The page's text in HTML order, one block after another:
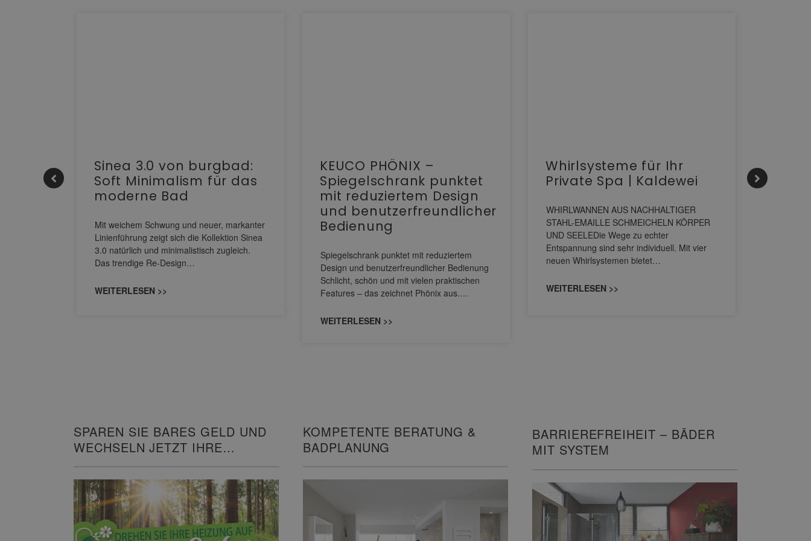
Sinea 3.0 von burgbad:
Soft Minimalism für das
moderne Bad
Mit weichem Schwung und neuer, markanter
Linienführung zeigt sich die Kollektion Sinea
3.0 natürlich und minimalistisch zugleich.
Das trendige Re-Design…
WEITERLESEN >>
KEUCO PHÖNIX –
Spiegelschrank punktet
mit reduziertem Design
und benutzerfreundlicher
Bedienung
Spiegelschrank punktet mit reduziertem
Design und benutzerfreundlicher Bedienung
Schlicht, schön und mit vielen praktischen
Features – das zeichnet Phönix aus.…
WEITERLESEN >>
Whirlsysteme für Ihr
Private Spa | Kaldewei
WHIRLWANNEN AUS NACHHALTIGER
STAHL-EMAILLE SCHMEICHELN KÖRPER
UND SEELEDie Wege zu echter
Entspannung sind sehr individuell. Mit vier
neuen Whirlsystemen bietet…
WEITERLESEN >>
SPAREN SIE BARES GELD UND
WECHSELN JETZT IHRE
KOMPETENTE BERATUNG &
BADPLANUNG
BARRIEREFREIHEIT – BÄDER
MIT SYSTEM